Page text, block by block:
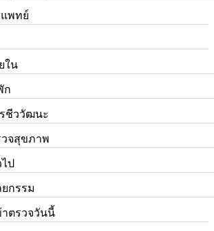
พทย์
ใน
ก
ชีววัฒนะ
วจสุขภาพ
ป
กรรม
ตรวจวันนี้